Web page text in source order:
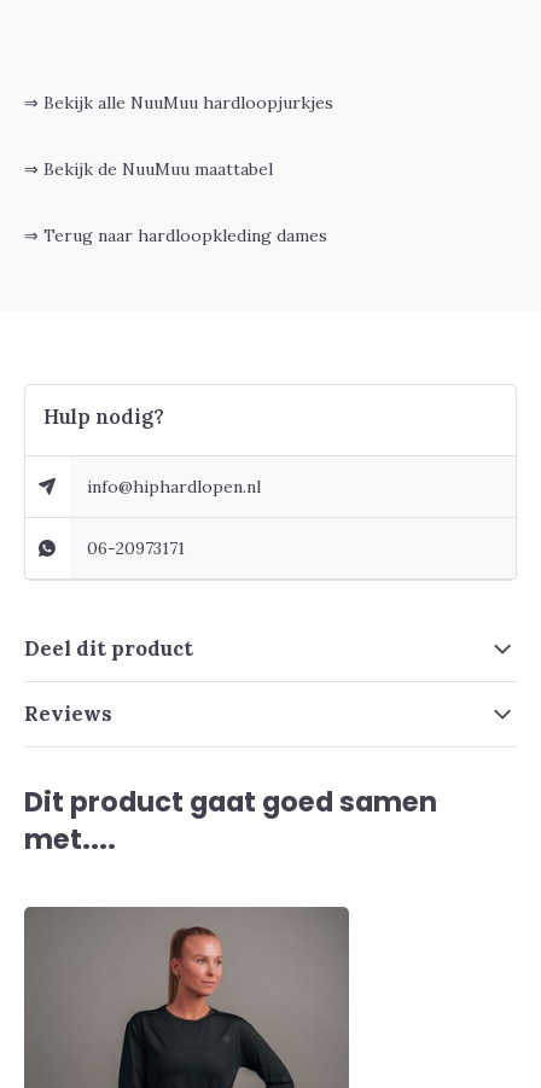
⇒ Bekijk alle NuuMuu hardloopjurkjes
⇒ Bekijk de NuuMuu maattabel
⇒ Terug naar hardloopkleding dames
Hulp nodig?
info@hiphardlopen.nl
06-20973171
Deel dit product
Reviews
Dit product gaat goed samen
met....